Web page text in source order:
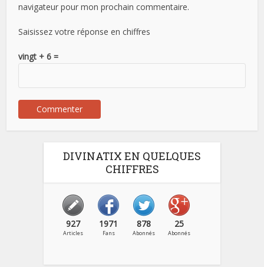
navigateur pour mon prochain commentaire.
Saisissez votre réponse en chiffres
vingt + 6 =
DIVINATIX EN QUELQUES
CHIFFRES
927
Articles
1971
Fans
878
Abonnés
25
Abonnés